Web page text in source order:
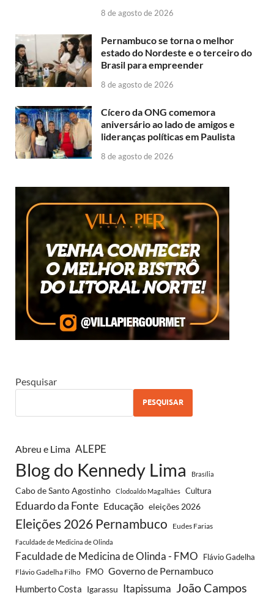
8 de agosto de 2026
Pernambuco se torna o melhor
estado do Nordeste e o terceiro do
Brasil para empreender
8 de agosto de 2026
Cícero da ONG comemora
aniversário ao lado de amigos e
lideranças políticas em Paulista
8 de agosto de 2026
Pesquisar
PESQUISAR
Abreu e Lima ALEPE
Blog do Kennedy Lima Brasília
Cabo de Santo Agostinho Clodoaldo Magalhães Cultura
Eduardo da Fonte Educação eleições 2026
Eleições 2026 Pernambuco Eudes Farias
Faculdade de Medicina de Olinda
Faculdade de Medicina de Olinda - FMO Flávio Gadelha
Flávio Gadelha Filho FMO Governo de Pernambuco
Humberto Costa Igarassu Itapissuma João Campos